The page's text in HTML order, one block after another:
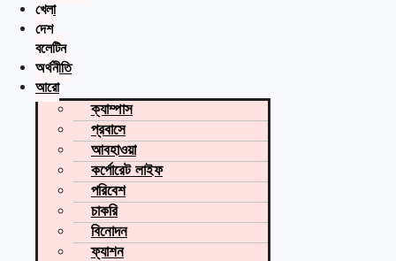
খেলা
দেশ
বুলেটিন
অর্থনীতি
আরো
ক্যাম্পাস
প্রবাসে
আবহাওয়া
কর্পোরেট লাইফ
পরিবেশ
চাকরি
বিনোদন
ফ্যাশন